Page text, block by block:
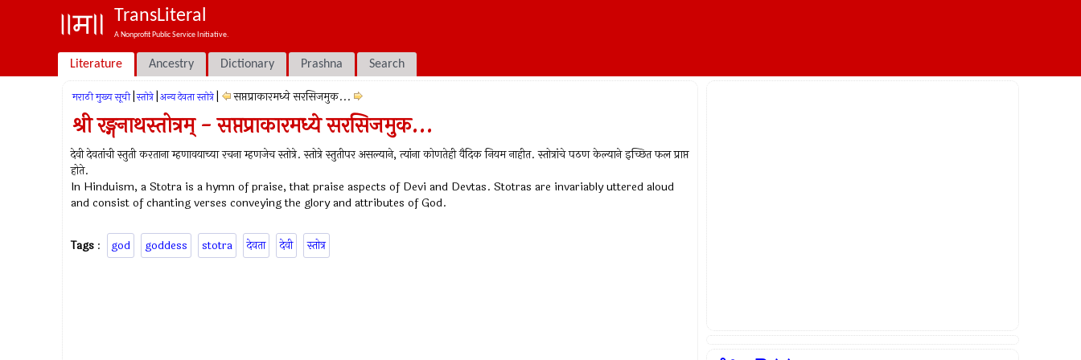
TransLiteral
A Nonprofit Public Service Initiative.
Literature Ancestry Dictionary Prashna Search
मराठी मुख्य सूची स्तोत्रे अन्य देवता स्तोत्रे सप्तप्राकारमध्ये सरसिजमुक...
श्री रङ्गनाथस्तोत्रम् - सप्तप्राकारमध्ये सरसिजमुक...
देवी देवतांची स्तुती करताना म्हणावयाच्या रचना म्हणजेच स्तोत्रे. स्तोत्रे स्तुतीपर असल्याने, त्यांना कोणतेही वैदिक नियम नाहीत. स्तोत्रांचे पठण केल्याने इच्छित फल प्राप्त
होते.
In Hinduism, a Stotra is a hymn of praise, that praise aspects of Devi and Devtas. Stotras are invariably uttered aloud
and consist of chanting verses conveying the glory and attributes of God.
Tags : god goddess stotra देवता देवी स्तोत्र